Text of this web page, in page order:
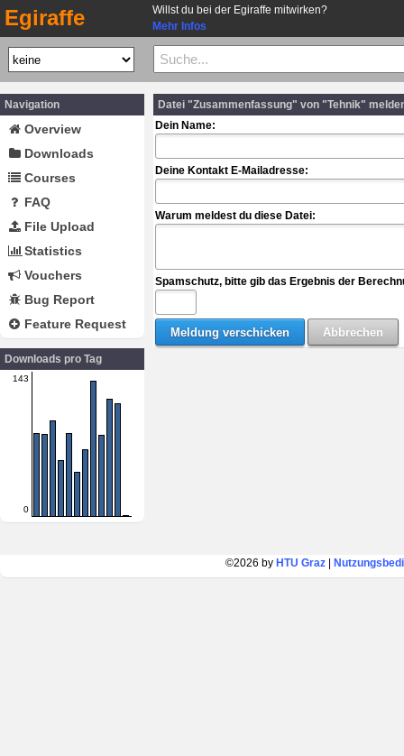
Egiraffe
Willst du bei der Egiraffe mitwirken?
Mehr Infos
Navigation
Overview
Downloads
Courses
FAQ
File Upload
Statistics
Vouchers
Bug Report
Feature Request
Downloads pro Tag
143
0
Datei "Zusammenfassung" von "Tehnik"
Dein Name:
Deine Kontakt E-Mailadresse:
Warum meldest du diese Datei:
Spamschutz, bitte gib das Ergebnis der
©2026 by HTU Graz|